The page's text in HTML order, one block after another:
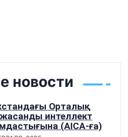
новости
Орталық
интеллект
(AICA-ға)